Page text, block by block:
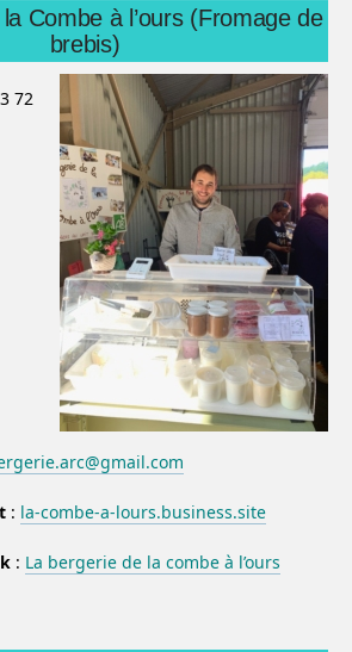
Combe à l’ours (Fromage de
brebis)
72
: la-combe-a-lours.business.site
: La bergerie de la combe à l’ours